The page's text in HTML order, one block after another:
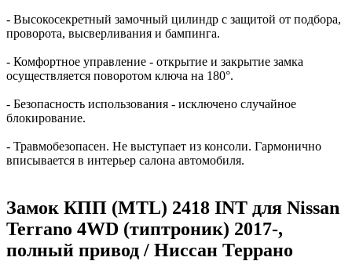
- Высокосекретный замочный цилиндр с защитой от подбора,
проворота, высверливания и бампинга.
- Комфортное управление - открытие и закрытие замка
осуществляется поворотом ключа на 180°.
- Безопасность использования - исключено случайное
блокирование.
- Травмобезопасен. Не выступает из консоли. Гармонично
вписывается в интерьер салона автомобиля.
Замок КПП (MTL) 2418 INT для Nissan
Terrano 4WD (типтроник) 2017-,
полный привод / Ниссан Террано